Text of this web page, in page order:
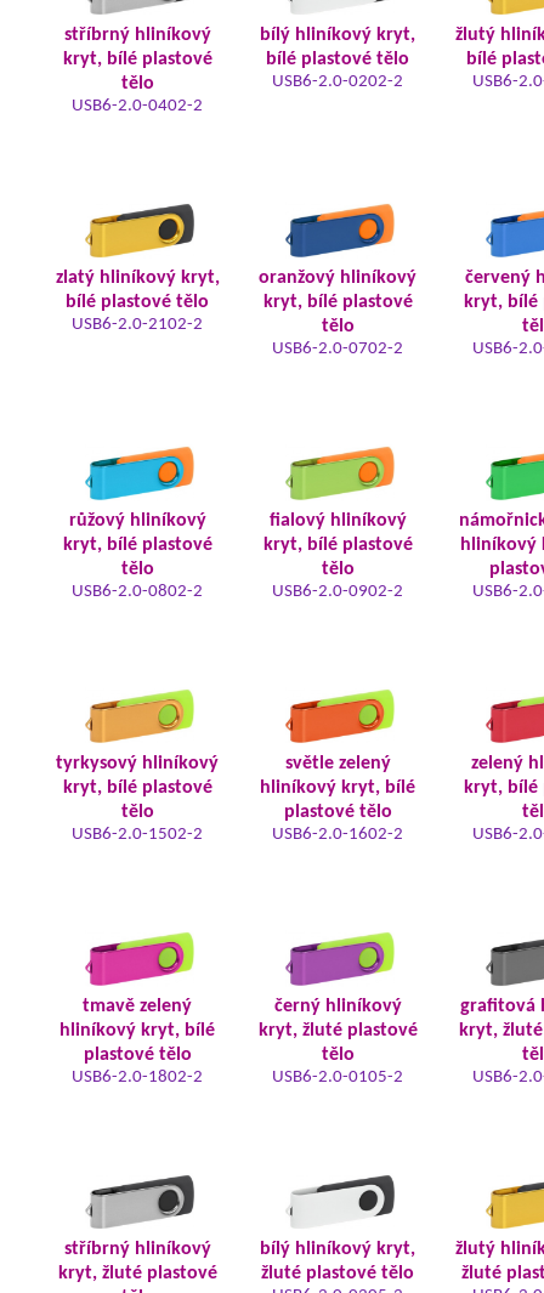
stříbrný hliníkový
kryt, bílé plastové
tělo
USB6-2.0-0402-2
bílý hliníkový kryt,
bílé plastové tělo
USB6-2.0-0202-2
žlutý
bílé
USB6-
zlatý hliníkový kryt,
bílé plastové tělo
USB6-2.0-2102-2
oranžový hliníkový
kryt, bílé plastové
tělo
USB6-2.0-0702-2
červený
kryt, bílé
USB6-
růžový hliníkový
kryt, bílé plastové
tělo
USB6-2.0-0802-2
fialový hliníkový
kryt, bílé plastové
tělo
USB6-2.0-0902-2
hliníkový
USB6-
tyrkysový hliníkový
kryt, bílé plastové
tělo
USB6-2.0-1502-2
světle zelený
hliníkový kryt, bílé
plastové tělo
USB6-2.0-1602-2
zelený
kryt, bílé
USB6-
tmavě zelený
hliníkový kryt, bílé
plastové tělo
USB6-2.0-1802-2
černý hliníkový
kryt, žluté plastové
tělo
USB6-2.0-0105-2
grafitová
kryt,
USB6-
stříbrný hliníkový
kryt, žluté plastové
bílý hliníkový kryt,
žluté plastové tělo
žlutý
žluté